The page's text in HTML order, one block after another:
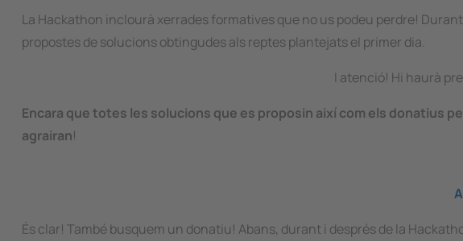
La Hackathon inclourà xerrades formatives que no us podeu perdre!
propostes de solucions obtingudes als reptes plantejats el primer dia.
I atenció! Hi haurà
Encara que totes les solucions que es proposin així com els donatius
agrairan!
És clar! També busquem un donatiu! Abans, durant i després de la